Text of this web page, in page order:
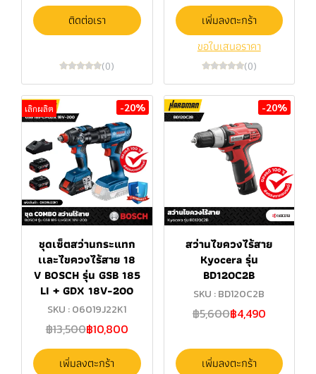
ติดต่อเรา
(0)
เพิ่มลงตะกร้า
ขอใบเสนอราคา
(0)
เลิกผลิต -20%
ชุดเซ็ตสว่านกระแทก
เเละไขควงไร้สาย 18
V BOSCH รุ่น GSB 185
LI + GDX 18V-200
SKU : 06019J22K1
฿13,500฿10,800
เพิ่มลงตะกร้า
-20%
สว่านไขควงไร้สาย
Kyocera รุ่น
BD120C2B
SKU : BD120C2B
฿5,600฿4,490
เพิ่มลงตะกร้า